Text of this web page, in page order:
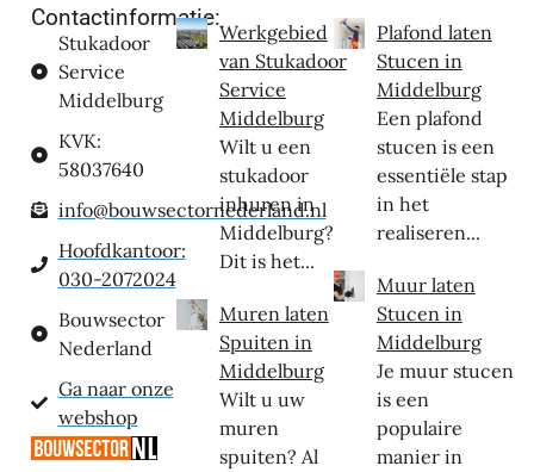
Contactinformatie:
Stukadoor
Service
Middelburg
KVK:
58037640
info@bouwsectornederland.nl
Hoofdkantoor:
030-2072024
Bouwsector
Nederland
Ga naar onze
webshop
Werkgebied
van Stukadoor
Service
Middelburg
Wilt u een
stukadoor
inhuren in
Middelburg?
Dit is het...
Muren laten
Spuiten in
Middelburg
Wilt u uw
muren
spuiten? Al
Plafond laten
Stucen in
Middelburg
Een plafond
stucen is een
essentiële stap
in het
realiseren...
Muur laten
Stucen in
Middelburg
Je muur stucen
is een
populaire
manier in